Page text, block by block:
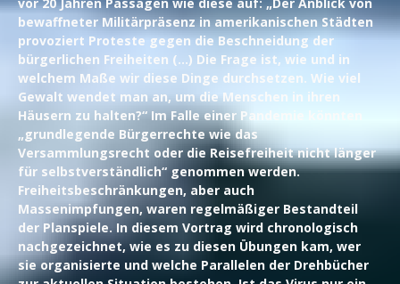
bewaffneter Militärpräsenz in amerikanischen Städten
provoziert Proteste gegen die Beschneidung der
bürgerlichen Freiheiten (…) Die Frage ist, wie und in
welchem Maße wir diese Dinge durchsetzen. Wie viel
Gewalt wendet man an, um die Menschen in ihren
Häusern zu halten?“ Im Falle einer Pandemie könnten
„grundlegende Bürgerrechte wie das
Versammlungsrecht oder die Reisefreiheit nicht länger
für selbstverständlich“ genommen werden.
Freiheitsbeschränkungen, aber auch
Massenimpfungen, waren regelmäßiger Bestandteil
der Planspiele. In diesem Vortrag wird chronologisch
nachgezeichnet, wie es zu diesen Übungen kam, wer
sie organisierte und welche Parallelen der Drehbücher